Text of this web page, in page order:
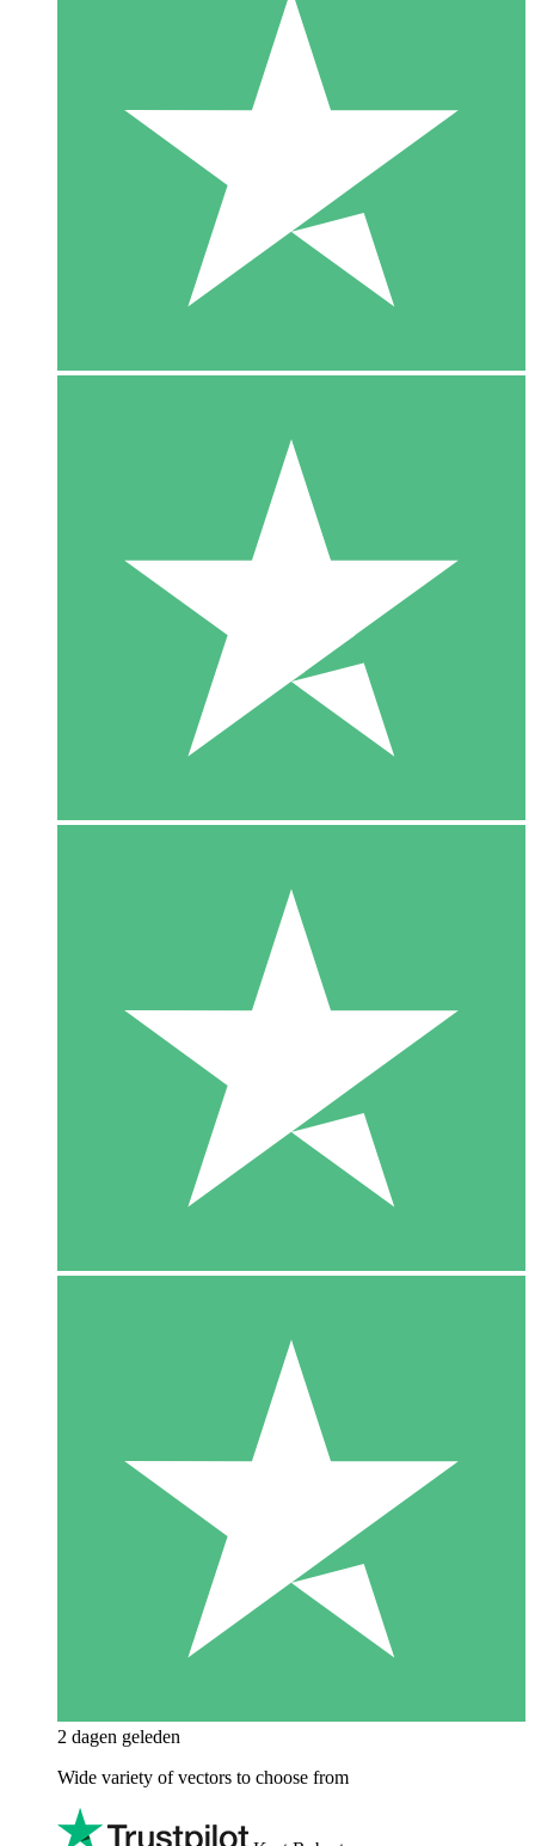
2 dagen geleden
Wide variety of vectors to choose from